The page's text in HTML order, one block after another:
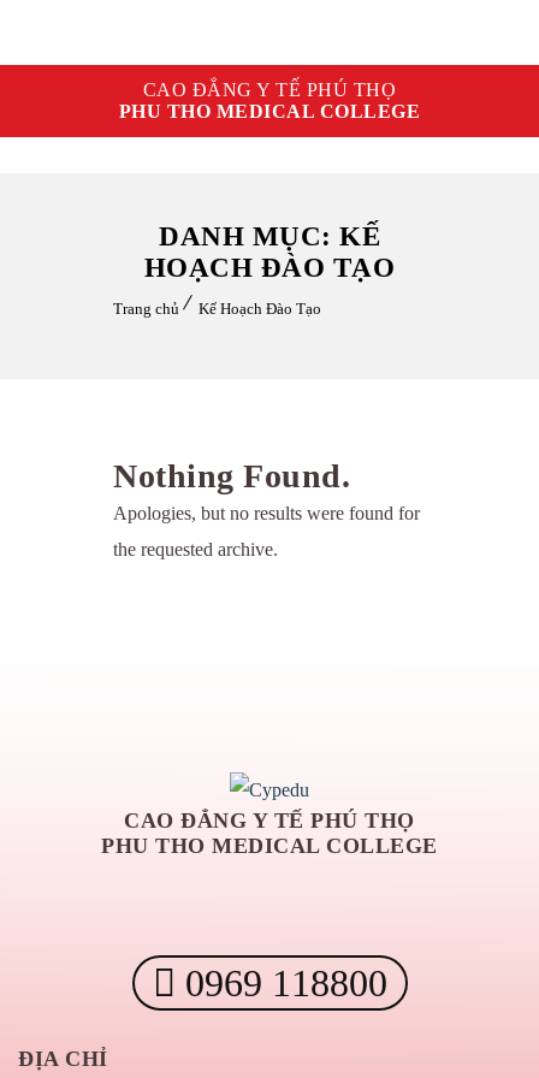
CAO ĐẲNG Y TẾ PHÚ THỌ
PHU THO MEDICAL COLLEGE
DANH MỤC: KẾ
HOẠCH ĐÀO TẠO
Trang chủ Kế Hoạch Đào Tạo
Nothing Found.
Apologies, but no results were found for
the requested archive.
CAO ĐẲNG Y TẾ PHÚ THỌ
PHU THO MEDICAL COLLEGE
0969 118800
ĐỊA CHỈ